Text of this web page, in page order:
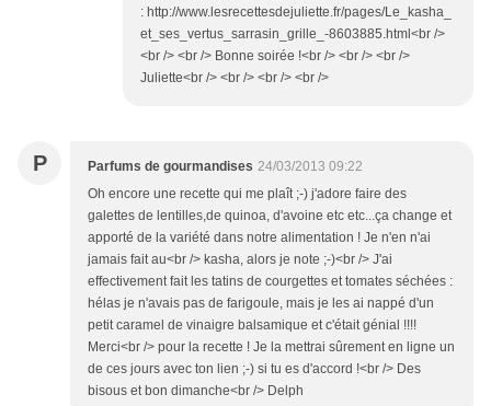
: http://www.lesrecettesdejuliette.fr/pages/Le_kasha_
et_ses_vertus_sarrasin_grille_-8603885.html<br />
<br /> <br /> Bonne soirée !<br /> <br /> <br />
Juliette<br /> <br /> <br /> <br />
P Parfums de gourmandises 24/03/2013 09:22
Oh encore une recette qui me plaît ;-) j'adore faire des
galettes de lentilles,de quinoa, d'avoine etc etc...ça change et
apporté de la variété dans notre alimentation ! Je n'en n'ai
jamais fait au<br /> kasha, alors je note ;-)<br /> J'ai
effectivement fait les tatins de courgettes et tomates séchées :
hélas je n'avais pas de farigoule, mais je les ai nappé d'un
petit caramel de vinaigre balsamique et c'était génial !!!!
Merci<br /> pour la recette ! Je la mettrai sûrement en ligne un
de ces jours avec ton lien ;-) si tu es d'accord !<br /> Des
bisous et bon dimanche<br /> Delph